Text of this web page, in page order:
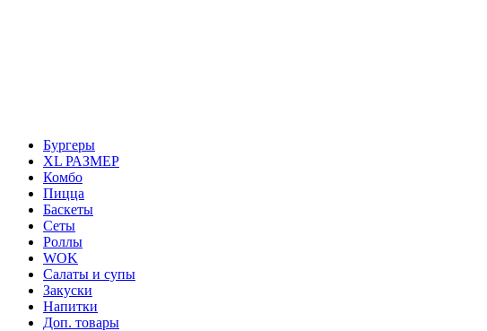
Бургеры
ХL РАЗМЕР
Комбо
Пицца
Баскеты
Сеты
Роллы
WOK
Салаты и супы
Закуски
Напитки
Доп. товары